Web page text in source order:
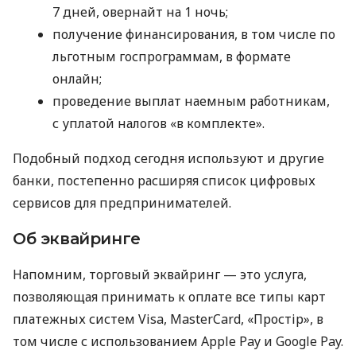
7 дней, овернайт на 1 ночь;
получение финансирования, в том числе по
льготным госпрограммам, в формате
онлайн;
проведение выплат наемным работникам,
с уплатой налогов «в комплекте».
Подобный подход сегодня используют и другие
банки, постепенно расширяя список цифровых
сервисов для предпринимателей.
Об эквайринге
Напомним, торговый эквайринг — это услуга,
позволяющая принимать к оплате все типы карт
платежных систем Visa, MasterCard, «Простір», в
том числе с использованием Apple Pay и Google Pay.